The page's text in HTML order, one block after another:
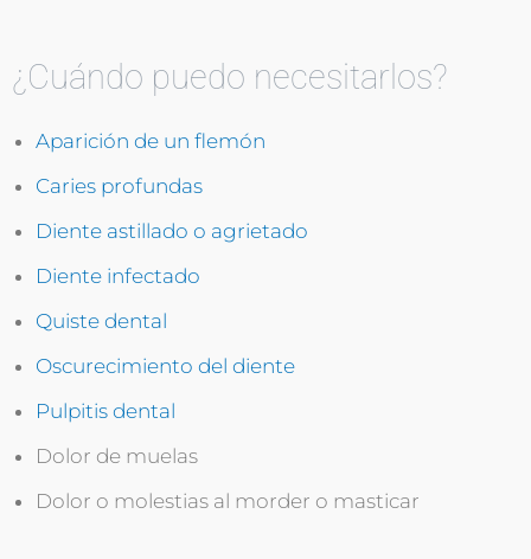
¿Cuándo puedo necesitarlos?
Aparición de un flemón
Caries profundas
Diente astillado o agrietado
Diente infectado
Quiste dental
Oscurecimiento del diente
Pulpitis dental
Dolor de muelas
Dolor o molestias al morder o masticar